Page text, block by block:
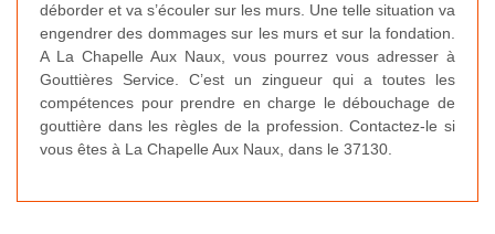
déborder et va s’écouler sur les murs. Une telle situation va
engendrer des dommages sur les murs et sur la fondation.
A La Chapelle Aux Naux, vous pourrez vous adresser à
Gouttières Service. C’est un zingueur qui a toutes les
compétences pour prendre en charge le débouchage de
gouttière dans les règles de la profession. Contactez-le si
vous êtes à La Chapelle Aux Naux, dans le 37130.